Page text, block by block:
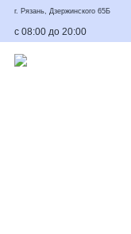
г. Рязань, Дзержинского 65Б
с 08:00 до 20:00